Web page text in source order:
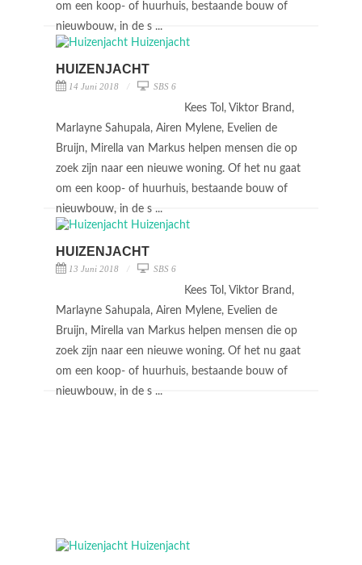
om een koop- of huurhuis, bestaande bouw of
nieuwbouw, in de s ...
HUIZENJACHT
14 Juni 2018 SBS 6
Kees Tol, Viktor Brand,
Marlayne Sahupala, Airen Mylene, Evelien de
Bruijn, Mirella van Markus helpen mensen die op
zoek zijn naar een nieuwe woning. Of het nu gaat
om een koop- of huurhuis, bestaande bouw of
nieuwbouw, in de s ...
HUIZENJACHT
13 Juni 2018 SBS 6
Kees Tol, Viktor Brand,
Marlayne Sahupala, Airen Mylene, Evelien de
Bruijn, Mirella van Markus helpen mensen die op
zoek zijn naar een nieuwe woning. Of het nu gaat
om een koop- of huurhuis, bestaande bouw of
nieuwbouw, in de s ...